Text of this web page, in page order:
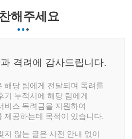
해주세요
격려에 감사드립니다.
해당 팀에게 전달되며 독려를
기 누적시에 해당 팀에게
비스 독려금을 지원하여
제공하는데 목적이 있습니다.
지 않는 글은 사전 안내 없이